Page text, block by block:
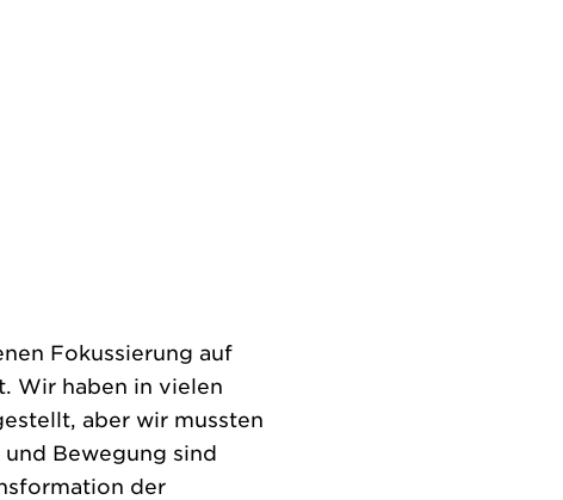
Fokussierung auf
Wir haben in vielen
aber wir mussten
Bewegung sind
der